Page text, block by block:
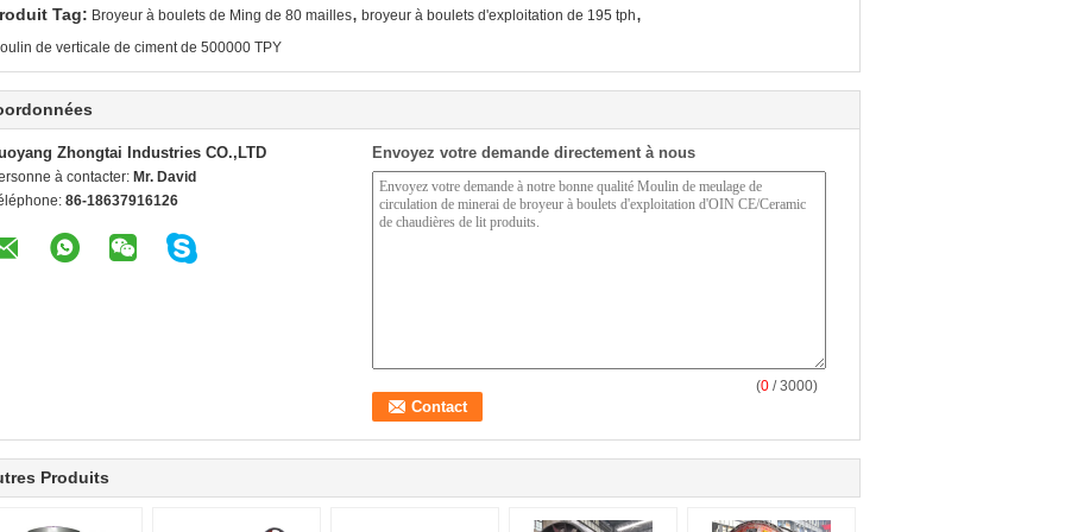
Tag: Broyeur à boulets de Ming de 80 mailles, broyeur à boulets d'exploitation de 195 tph,
de verticale de ciment de 500000 TPY
Zhongtai Industries CO.,LTD
à contacter: Mr. David
86-18637916126
Envoyez votre demande directement à nous
(0 / 3000)
Produits